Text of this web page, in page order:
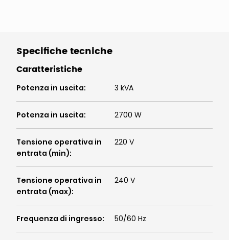
Specifiche tecniche
Caratteristiche
Potenza in uscita: 3 kVA
Potenza in uscita: 2700 W
Tensione operativa in
entrata (min):
220 V
Tensione operativa in
entrata (max):
240 V
Frequenza di ingresso: 50/60 Hz